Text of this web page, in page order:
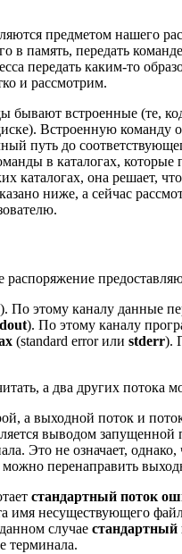
предметом нашего
в память, передать
передать каким-то
и рассмотрим.
бывают встроенные (те,
Встроенную команду
путь до
в каталогах,
каталогах, она решает,
ниже, а сейчас
). По этому каналу данные
). По этому каналу
(standard error илиstderr).
а два других потока
а выходной поток и
выводом
Это не означает, однако,
перенаправить
стандартный поток
имя несуществующего
случае
терминала.